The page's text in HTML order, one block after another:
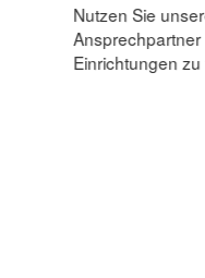
Nutzen Sie
Einrichtungen